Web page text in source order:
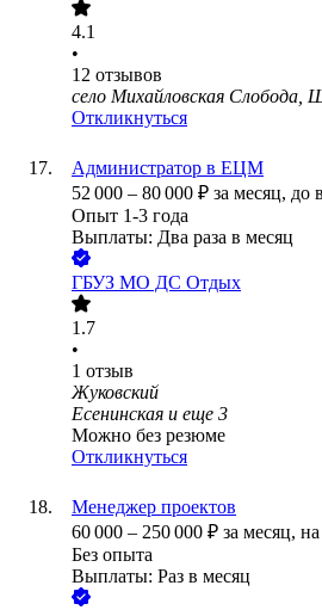
4.1
•
12 отзывов
село Михайловская Слобода,
Откликнуться
Администратор в ЕЦМ
52 000 – 80 000 ₽ за месяц, до
Опыт 1-3 года
Выплаты: Два раза в месяц
ГБУЗ МО ДС Отдых
1.7
•
1 отзыв
Жуковский
Есенинская и еще 3
Можно без резюме
Откликнуться
Менеджер проектов
60 000 – 250 000 ₽ за месяц,
Без опыта
Выплаты: Раз в месяц